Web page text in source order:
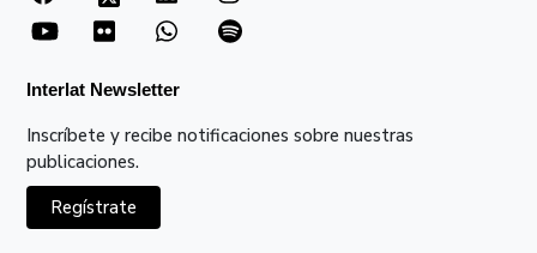
Interlat Newsletter
Inscríbete y recibe notificaciones sobre nuestras
publicaciones.
Regístrate